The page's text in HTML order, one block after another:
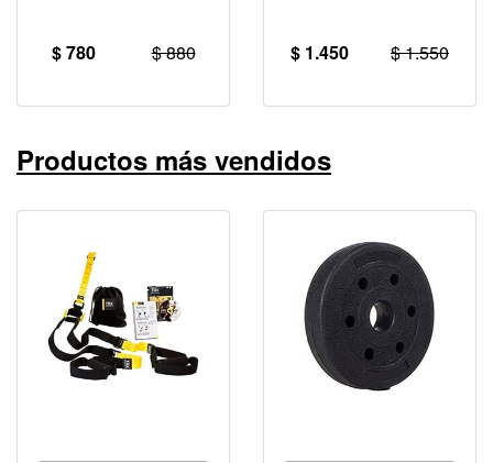
$ 780 $ 880 $ 1.450 $ 1.550
Productos más vendidos